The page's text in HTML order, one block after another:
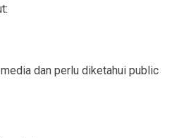
dan perlu diketahui public